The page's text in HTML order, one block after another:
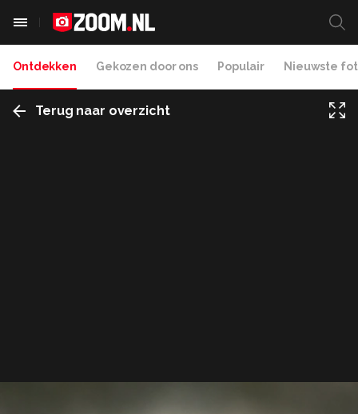
Ontdekken Gekozen door ons Populair Nieuwste
Terug naar overzicht